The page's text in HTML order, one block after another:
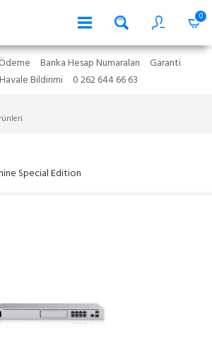
0
Banka Hesap Numaraları
Garanti
Havale Bildirimi 0 262 644 66 63
Special Edition